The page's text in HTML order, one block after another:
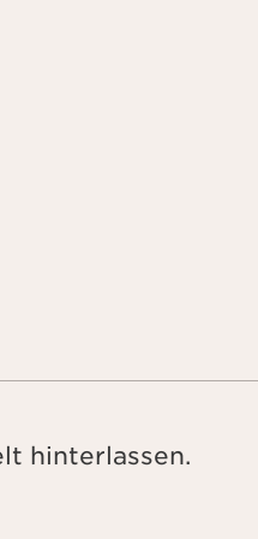
hinterlassen.